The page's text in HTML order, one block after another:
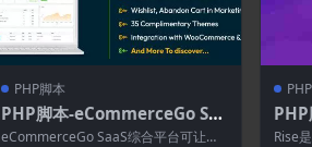
PHP脚本
PHP脚本-eCommerceGo Saa
S 4.4.0–电子商务商店
eCommerceGo SaaS综合平台可让您
经理
Rise